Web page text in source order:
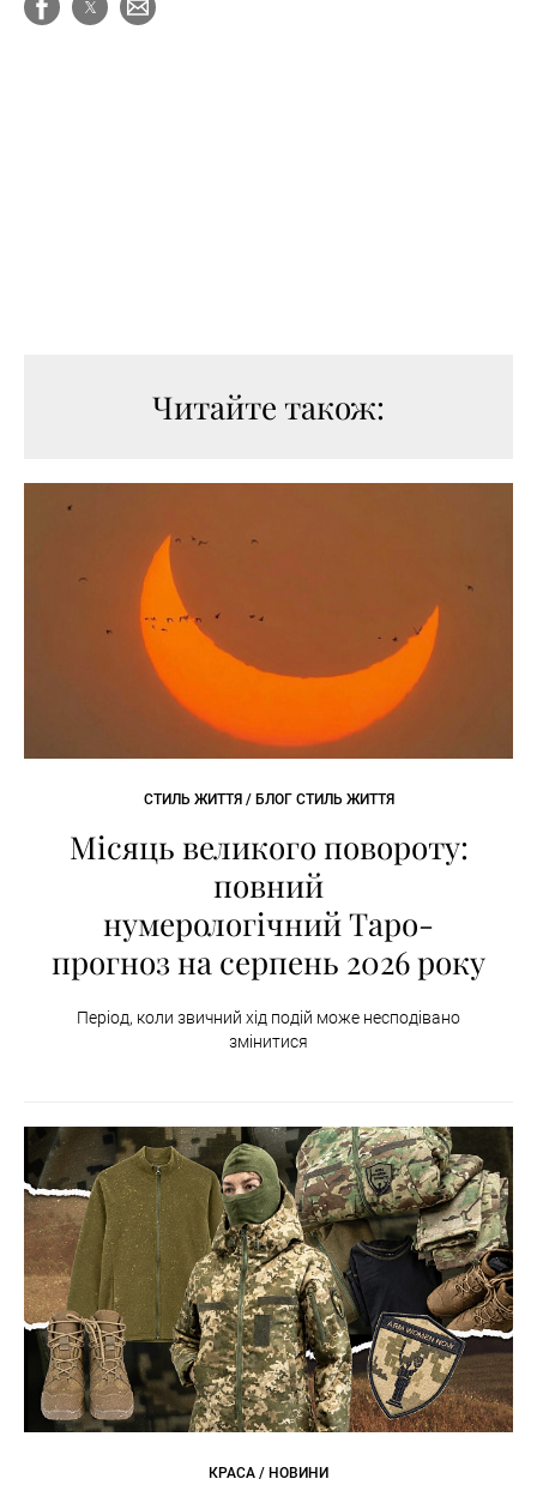
Читайте також:
СТИЛЬ ЖИТТЯ / БЛОГ СТИЛЬ ЖИТТЯ
Місяць великого повороту:
повний
нумерологічний Таро-
прогноз на серпень 2026 року
Період, коли звичний хід подій може несподівано
змінитися
КРАСА / НОВИНИ